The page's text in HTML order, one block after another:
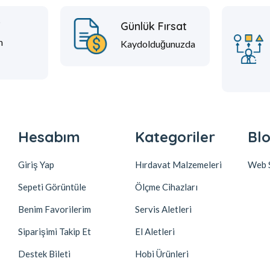
Günlük Fırsat
Kaydolduğunuzda
Hesabım
Giriş Yap
Sepeti Görüntüle
Benim Favorilerim
Siparişimi Takip Et
Destek Bileti
Kategoriler
Hırdavat Malzemeleri
Ölçme Cihazları
Servis Aletleri
El Aletleri
Hobi Ürünleri
Web